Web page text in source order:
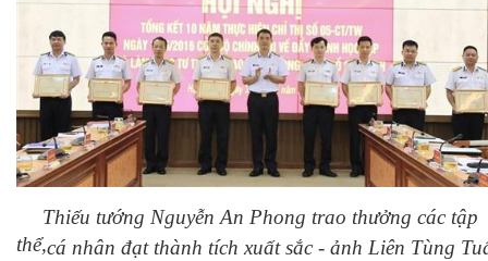
Thiếu tướng Nguyễn An Phong trao thưởng các tập
thể,cá nhân đạt thành tích xuất sắc - ảnh Liên Tùng